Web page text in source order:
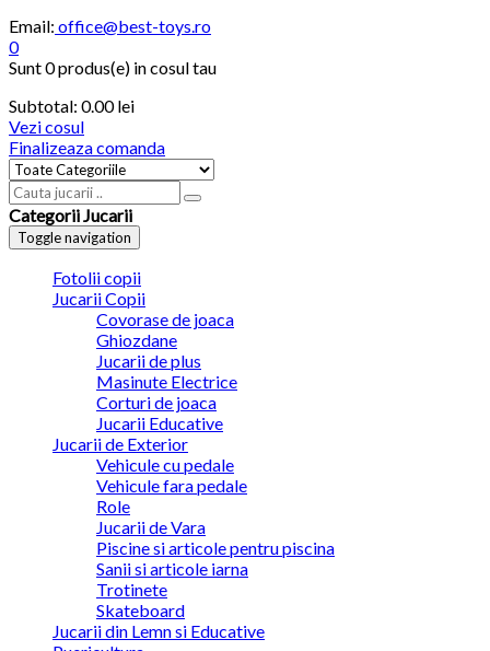
Email: office@best-toys.ro
0
Sunt0 produs(e) in cosul tau
Subtotal: 0.00 lei
Vezi cosul
Finalizeaza comanda
Categorii Jucarii
Toggle navigation
Fotolii copii
Jucarii Copii
Covorase de joaca
Ghiozdane
Jucarii de plus
Masinute Electrice
Corturi de joaca
Jucarii Educative
Jucarii de Exterior
Vehicule cu pedale
Vehicule fara pedale
Role
Jucarii de Vara
Piscine si articole pentru piscina
Sanii si articole iarna
Trotinete
Skateboard
Jucarii din Lemn si Educative